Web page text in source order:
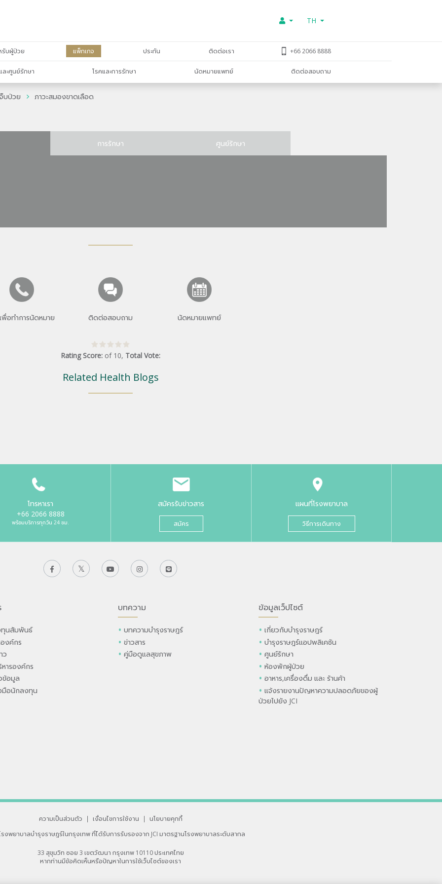
TH
รับผู้ป่วย แพ็กเกจ ประกัน ติดต่อเรา +66 2066 8888
ะศูนย์รักษา โรคและการรักษา นัดหมายแพทย์ ติดต่อสอบถาม
จ็บป่วย ภาวะสมองขาดเลือด
การรักษา ศูนย์รักษา
พื่อทำการนัดหมาย ติดต่อสอบถาม นัดหมายแพทย์
Rating Score: of 10, Total Vote:
Related Health Blogs
โทรหาเรา
+66 2066 8888
พร้อมบริการทุกวัน 24 ชม.
สมัครรับข่าวสาร
สมัคร
แผนที่โรงพยาบาล
วิธีการเดินทาง
นสัมพันธ์
งค์กร
ว
หารองค์กร
ข้อมูล
มือนักลงทุน
บทความ
บทความบำรุงราษฎร์
ข่าวสาร
คู่มือดูแลสุขภาพ
ข้อมูลเว็ปไซต์
เกี่ยวกับบำรุงราษฎร์
บำรุงราษฎร์แอปพลิเคชัน
ศูนย์รักษา
ห้องพักผู้ป่วย
อาหาร,เครื่องดื่ม และ ร้านค้า
แจ้งรายงานปัญหาความปลอดภัยของผู้
ป่วยไปยัง JCI
ความเป็นส่วนตัว | เงื่อนไขการใช้งาน |
นโยบายคุกกี้
งพยาบาลบำรุงราษฎร์ในกรุงเทพที่ได้รับการรับรองจาก JCI มาตรฐานโรงพยาบาลระดับสากล
33 สุขุมวิท ซอย 3 เขตวัฒนา กรุงเทพ 10110 ประเทศไทย
หากท่านมีข้อคิดเห็นหรือปัญหาในการใช้เว็บไซต์ของเรา